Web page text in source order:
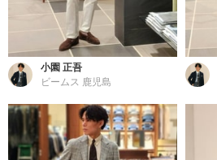
小園 正吾
ビームス 鹿児島